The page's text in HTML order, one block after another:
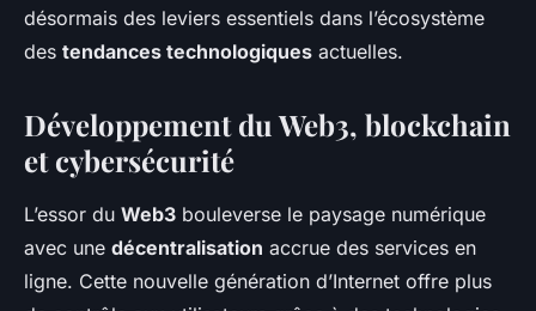
désormais des leviers essentiels dans l’écosystème
des tendances technologiques actuelles.
Développement du Web3, blockchain
et cybersécurité
L’essor du Web3 bouleverse le paysage numérique
avec une décentralisation accrue des services en
ligne. Cette nouvelle génération d’Internet offre plus